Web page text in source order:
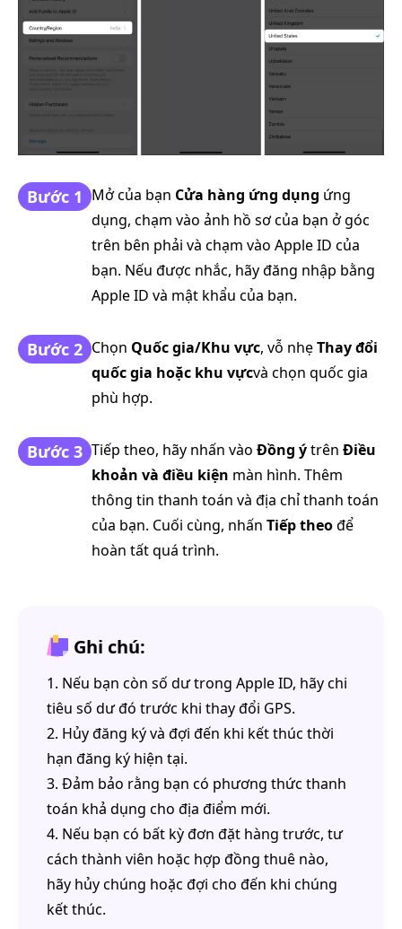
Bước 1 Mở của bạn Cửa hàng ứng dụng ứng
dụng, chạm vào ảnh hồ sơ của bạn ở góc
trên bên phải và chạm vào Apple ID của
bạn. Nếu được nhắc, hãy đăng nhập bằng
Apple ID và mật khẩu của bạn.
Bước 2 Chọn Quốc gia/Khu vực, vỗ nhẹThay đổi
quốc gia hoặc khu vựcvà chọn quốc gia
phù hợp.
Bước 3 Tiếp theo, hãy nhấn vào Đồng ýtrên Điều
khoản và điều kiện màn hình. Thêm
thông tin thanh toán và địa chỉ thanh toán
của bạn. Cuối cùng, nhấn Tiếp theođể
hoàn tất quá trình.
Ghi chú:
1. Nếu bạn còn số dư trong Apple ID, hãy chi
tiêu số dư đó trước khi thay đổi GPS.
2. Hủy đăng ký và đợi đến khi kết thúc thời
hạn đăng ký hiện tại.
3. Đảm bảo rằng bạn có phương thức thanh
toán khả dụng cho địa điểm mới.
4. Nếu bạn có bất kỳ đơn đặt hàng trước, tư
cách thành viên hoặc hợp đồng thuê nào,
hãy hủy chúng hoặc đợi cho đến khi chúng
kết thúc.